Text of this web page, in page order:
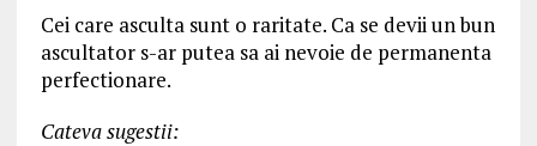
Cei care asculta sunt o raritate. Ca se devii un bun
ascultator s-ar putea sa ai nevoie de permanenta
perfectionare.
Cateva sugestii: